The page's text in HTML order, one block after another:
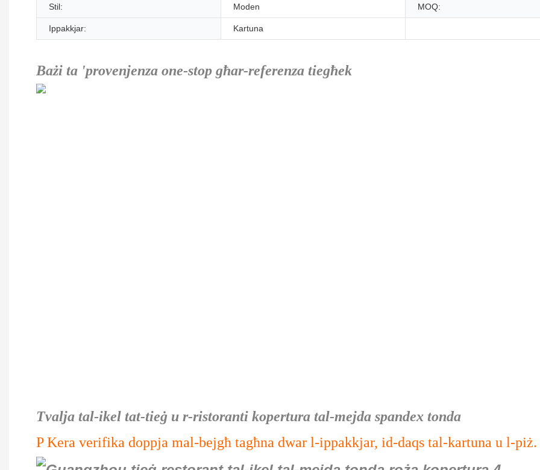
Stil: Moden MOQ:
Ippakkjar: Kartuna
Bażi ta 'provenjenza one-stop għar-referenza tiegħek
Tvalja tal-ikel tat-tieġ u r-ristoranti kopertura tal-mejda spandex tonda
PKera verifika doppja mal-bejgħ tagħna dwar l-ippakkjar, id-daqs tal-kartuna u l-piż.